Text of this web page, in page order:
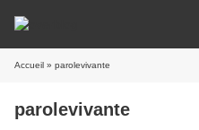
Accueil » parolevivante
parolevivante